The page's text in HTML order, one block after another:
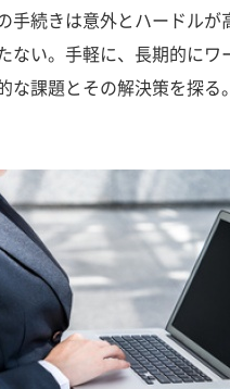
手続きは意外とハードル
ない。手軽に、長期的に
課題とその解決策を探る。